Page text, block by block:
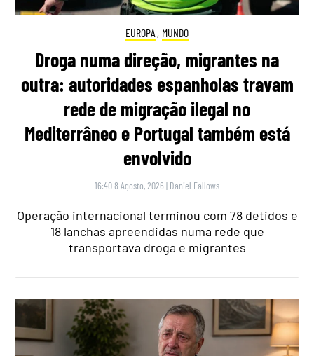
EUROPA , MUNDO
Droga numa direção, migrantes na
outra: autoridades espanholas travam
rede de migração ilegal no
Mediterrâneo e Portugal também está
envolvido
16:40 8 Agosto, 2026 | Daniel Fallows
Operação internacional terminou com 78 detidos e
18 lanchas apreendidas numa rede que
transportava droga e migrantes